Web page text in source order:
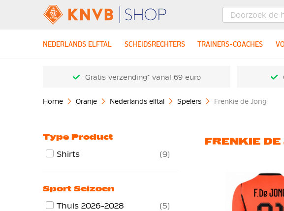
NEDERLANDS ELFTAL SCHEIDSRECHTERS TRAINERS-COACHES
Gratis verzending* vanaf 69 euro
Home Oranje Nederlands elftal Spelers Frenkie de Jong
FRENKIE DE
Type Product
Shirts 9
Sport Seizoen
Thuis 2026-2028
5